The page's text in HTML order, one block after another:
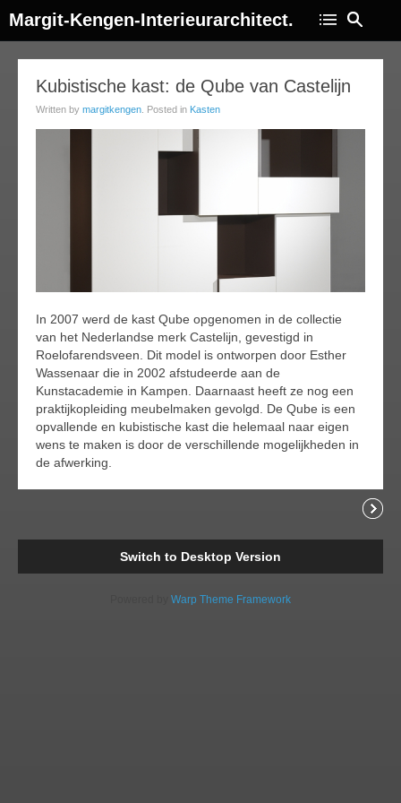
Margit-Kengen-Interieurarchitect.
Kubistische kast: de Qube van Castelijn
Written by margitkengen . Posted in Kasten
In 2007 werd de kast Qube opgenomen in de collectie
van het Nederlandse merk Castelijn, gevestigd in
Roelofarendsveen. Dit model is ontworpen door Esther
Wassenaar die in 2002 afstudeerde aan de
Kunstacademie in Kampen. Daarnaast heeft ze nog een
praktijkopleiding meubelmaken gevolgd. De Qube is een
opvallende en kubistische kast die helemaal naar eigen
wens te maken is door de verschillende mogelijkheden in
de afwerking.
Comments
Switch to Desktop Version
Warp Theme Framework